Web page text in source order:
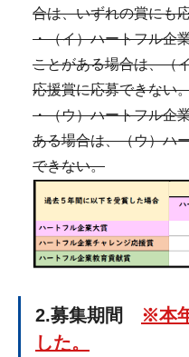
合は、いずれの賞にも
・（イ）ハートフル企
ことがある場合は、（
応援賞に応募できない
・（ウ）ハートフル企
ある場合は、（ウ）ハ
できない。
2.募集期間 ※本
した。